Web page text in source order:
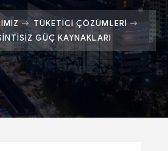
TÜKETICI ÇÖZÜMLERI
GÜÇ KAYNAKLARI